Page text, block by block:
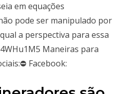
em equações
pode ser manipulado por
a perspectiva para essa
Maneiras para
Facebook: